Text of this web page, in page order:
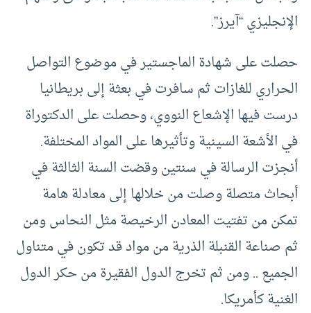
الإنجليزي “آيرز”.
حصلت على شهادة الماجستير في موضوع التواصل
الحراري للغازات ثم سافرت في بعثة إلى بريطانيا
درست فيها الإشعاع النووي، وحصلت على الدكتوراة
في الأشعة السينية وتأثيرها على المواد المختلفة.
أنجزت الرسالة في سنتين وقضت السنة الثالثة في
أبحاث متصلة وصلت من خلالها إلى معادلة هامة
تمكن من تفتيت المعادن الرخيصة مثل النحاس ومن
ثم صناعة القنبلة الذرية من مواد قد تكون في متناول
الجميع .. ومن ثم تخرج الدول الفقيرة من حكر الدول
الغنية كأمريكا.